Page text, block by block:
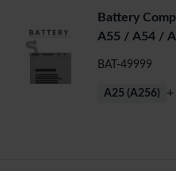
Battery
A55 / A54 /
BAT-49999
A25 (A256)